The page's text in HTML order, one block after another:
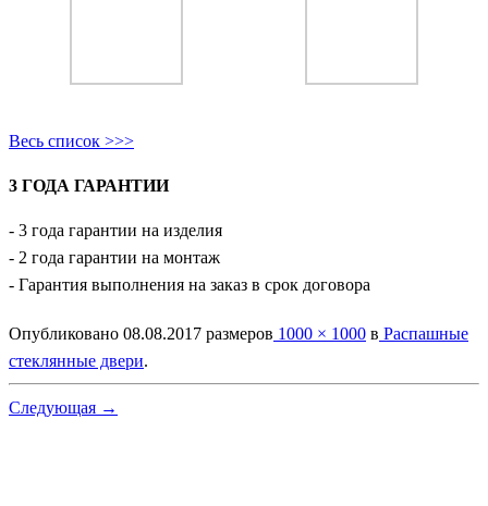
Весь список >>>
3 ГОДА ГАРАНТИИ
- 3 года гарантии на изделия
- 2 года гарантии на монтаж
- Гарантия выполнения на заказ в срок договора
Опубликовано 08.08.2017 размеров 1000 × 1000 в Распашные
стеклянные двери.
Следующая →